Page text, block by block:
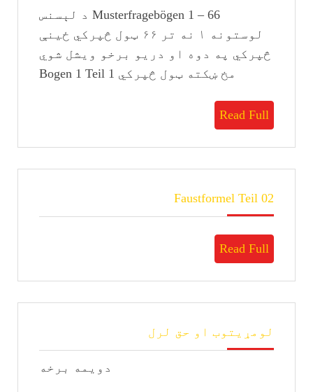
نه
۶۶
ټول
Musterfragebögen 1 – 66 د لېسنس
لوستونه ۱ نه تر ۶۶ ټول څپرکي ځینې
څپرکي په دوه او دریو برخو ویشل شوي
مخ ښکته ټول څپرکي Bogen 1 Teil 1
Read Full
Read
Full
Faustformel Teil 02
Faustformel
Read Full
Read
Full
لومړیتوب او حق لرل
دویمه برخه